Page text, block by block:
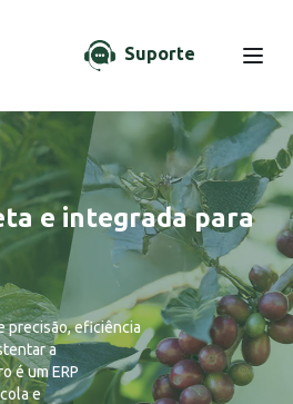
Suporte
e integrada para
precisão, eficiência
a
é um ERP
e